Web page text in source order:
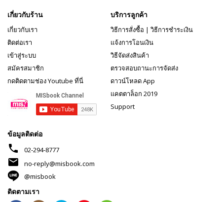
เกี่ยวกับร้าน
เกี่ยวกับเรา
ติดต่อเรา
เข้าสู่ระบบ
สมัครสมาชิก
กดติดตามช่อง Youtube ที่นี่
บริการลูกค้า
วิธีการสั่งซื้อ | วิธีการชำระเงิน
แจ้งการโอนเงิน
วิธีจัดส่งสินค้า
ตรวจสอบถานะการจัดส่ง
ดาวน์โหลด App
แคตตาล็อก 2019
Support
ข้อมูลติดต่อ
phone 02-294-8777
mail
no-reply@misbook.com
@misbook
ติดตามเรา